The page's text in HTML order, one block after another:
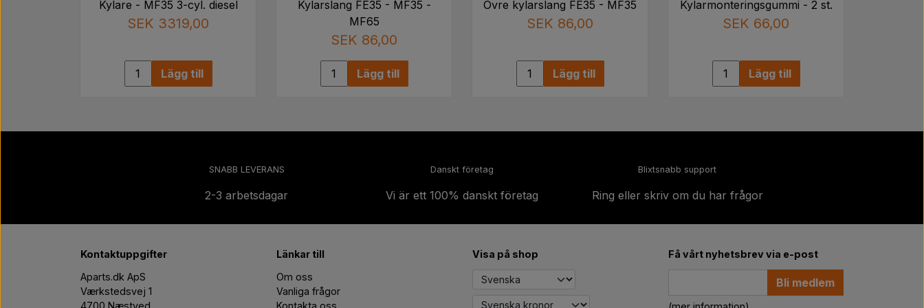
Kylare - MF35 3-cyl. diesel
SEK 3319,00
Lägg till
Kylarslang FE35 - MF35 -
MF65
SEK 86,00
Lägg till
Övre kylarslang FE35 - MF35
SEK 86,00
Lägg till
Kylarmonteringsgummi - 2 st.
SEK 66,00
Lägg till
SNABB LEVERANS
2-3 arbetsdagar
Danskt företag
Vi är ett 100% danskt företag
Blixtsnabb support
Ring eller skriv om du har frågor
Kontaktuppgifter
Aparts.dk ApS
Værkstedsvej 1
4700 Næstved
Länkar till
Om oss
Vanliga frågor
Kontakta oss
Visa på shop Få vårt nyhetsbrev via e-post
Bli medlem